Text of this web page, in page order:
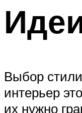
Выбор
интерьер
их нужно